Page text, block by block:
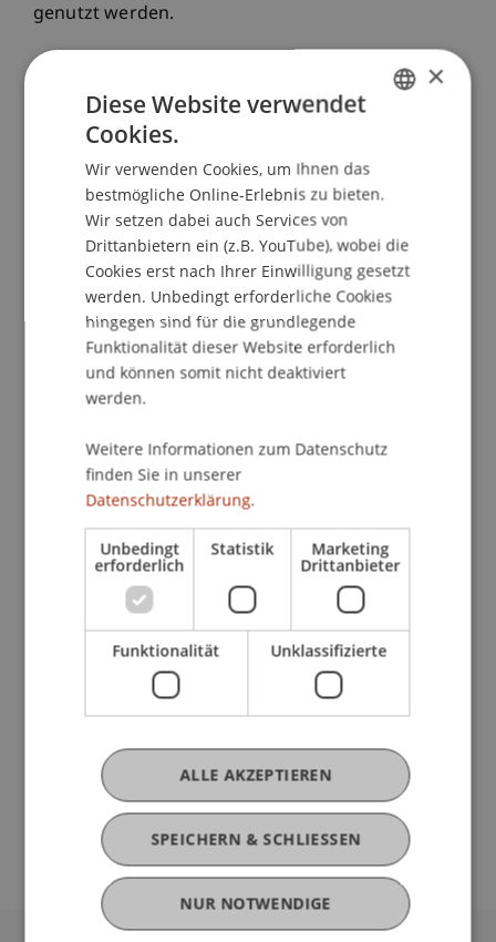
genutzt werden.
Angebote für alle Doktorierenden
Erasmus+ International Credit Mobility
Erasmus+ Praktika
Anstellung
Erasmus+ Personalmobilität
Angebote für Doktorierende OHNE
Erasmus+ Kurzzeitmobilität
×
Diese Website verwendet
Cookies.
Wir verwenden Cookies, um Ihnen das
bestmögliche Online-Erlebnis zu bieten.
Wir setzen dabei auch Services von
Drittanbietern ein (z.B. YouTube), wobei die
Cookies erst nach Ihrer Einwilligung gesetzt
werden. Unbedingt erforderliche Cookies
hingegen sind für die grundlegende
Funktionalität dieser Website erforderlich
und können somit nicht deaktiviert
werden.
Weitere Informationen zum Datenschutz
finden Sie in unserer
Datenschutzerklärung.
Unbedingt
erforderlich
Statistik Marketing
Drittanbieter
Funktionalität Unklassifizierte
SPEICHERN & SCHLIESSEN
ALLE AKZEPTIEREN
NUR NOTWENDIGE